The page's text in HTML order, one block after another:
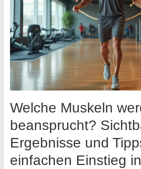
Welche Muskeln
beansprucht?
Ergebnisse und
einfachen Einstieg